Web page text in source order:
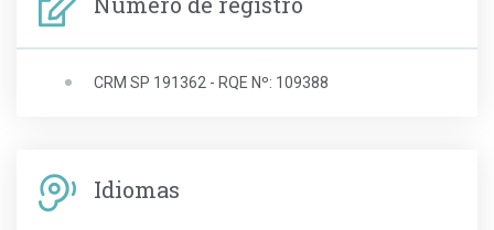
CRM SP 191362 - RQE Nº: 109388
Idiomas